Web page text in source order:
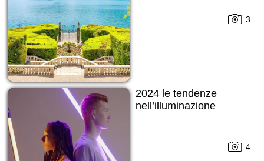
3
2024 le tendenze
nell’illuminazione
4